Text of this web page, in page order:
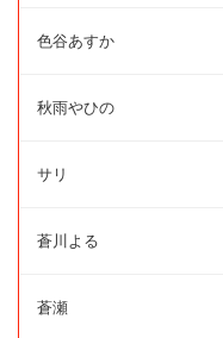
色谷あすか
秋雨やひの
サリ
蒼川よる
蒼瀬